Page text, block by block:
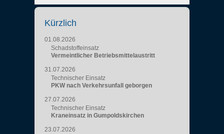
Kürzlich
01.08.2026
Schadstoffeinsatz
Vermeintlicher Betriebsmittelaustritt
31.07.2026
Technischer Einsatz
PKW nach Verkehrsunfall geborgen
27.07.2026
Technischer Einsatz
Kraneinsatz in Gumpoldskirchen
23.07.2026